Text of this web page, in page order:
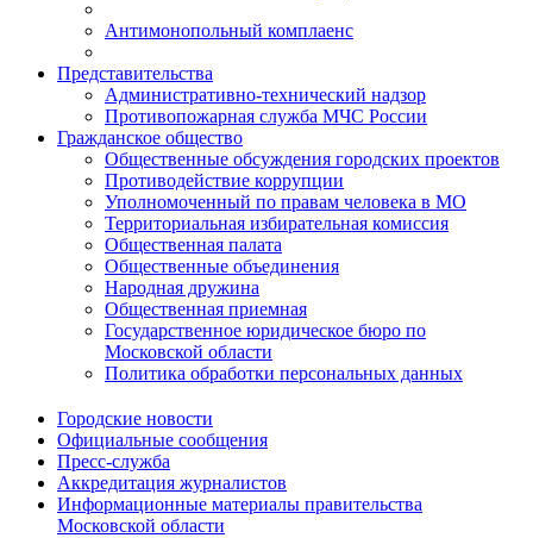
Антимонопольный комплаенс
Представительства
Административно-технический надзор
Противопожарная служба МЧС России
Гражданское общество
Общественные обсуждения городских проектов
Противодействие коррупции
Уполномоченный по правам человека в МО
Территориальная избирательная комиссия
Общественная палата
Общественные объединения
Народная дружина
Общественная приемная
Государственное юридическое бюро по
Московской области
Политика обработки персональных данных
Городские новости
Официальные сообщения
Пресс-служба
Аккредитация журналистов
Информационные материалы правительства
Московской области